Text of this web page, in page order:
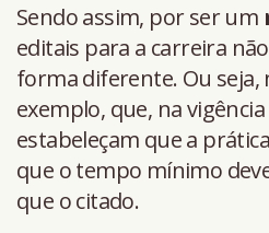
Sendo assim, por ser um
editais para a carreira
forma diferente. Ou seja,
exemplo, que, na
estabeleçam que a
que o tempo mínimo
que o citado.